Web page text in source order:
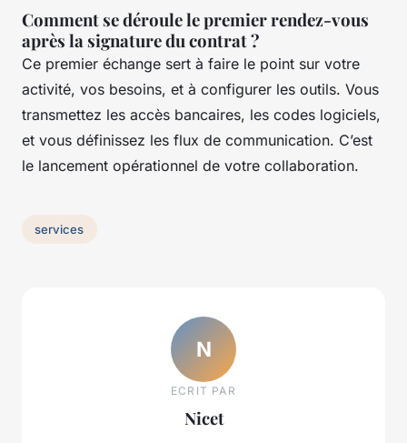
Comment se déroule le premier rendez-vous
après la signature du contrat ?
Ce premier échange sert à faire le point sur votre
activité, vos besoins, et à configurer les outils. Vous
transmettez les accès bancaires, les codes logiciels,
et vous définissez les flux de communication. C’est
le lancement opérationnel de votre collaboration.
services
N
ECRIT PAR
Nicet